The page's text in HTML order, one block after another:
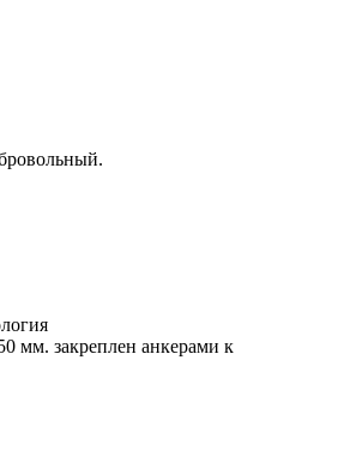
мм. закреплен анкерами к